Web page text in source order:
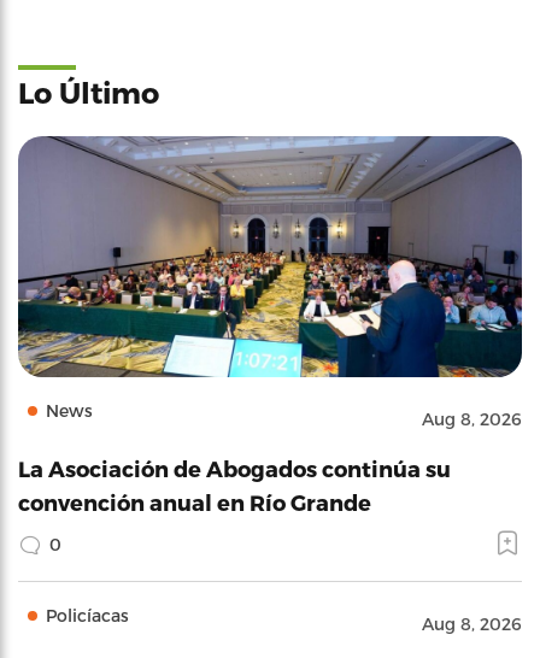
Lo Último
News Aug 8, 2026
La Asociación de Abogados continúa su
convención anual en Río Grande
0
Policíacas Aug 8, 2026